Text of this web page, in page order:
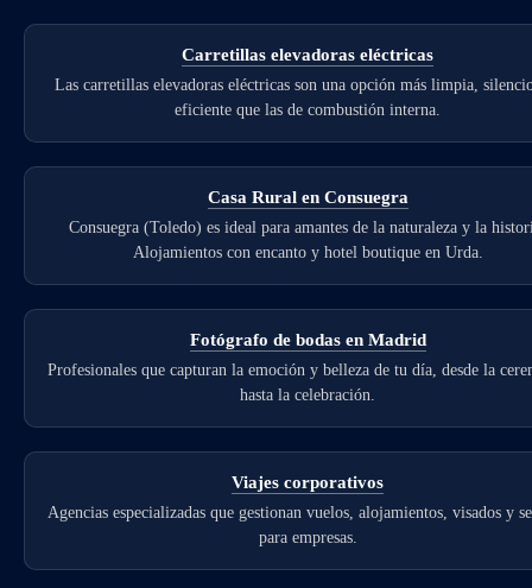
Carretillas elevadoras eléctricas
Las carretillas elevadoras eléctricas son una opción más limpia,
eficiente que las de combustión interna.
Casa Rural en Consuegra
Consuegra (Toledo) es ideal para amantes de la naturaleza y la
Alojamientos con encanto y hotel boutique en Urda.
Fotógrafo de bodas en Madrid
Profesionales que capturan la emoción y belleza de tu día, desde la
hasta la celebración.
Viajes corporativos
Agencias especializadas que gestionan vuelos, alojamientos, visados y
para empresas.